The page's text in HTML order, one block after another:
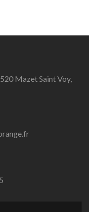
Mazet Saint Voy,